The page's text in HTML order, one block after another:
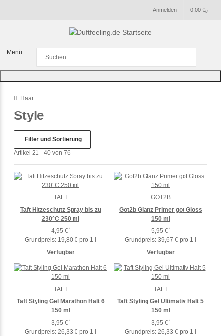
Anmelden 0
0,00 €
Menü
Haar
Style
Filter und Sortierung
Artikel 21 - 40 von 76
Taft Hitzeschutz Spray bis zu
230°C 250 ml
4,95 €*
Grundpreis: 19,80 € pro 1 l
Verfügbar
TAFT
Got2b Glanz Primer got Gloss
150 ml
5,95 €*
Grundpreis: 39,67 € pro 1 l
Verfügbar
GOT2B
Taft Styling Gel Marathon Halt 6
150 ml
3,95 €*
Grundpreis: 26,33 € pro 1 l
TAFT
Taft Styling Gel Ultimativ Halt 5
150 ml
3,95 €*
Grundpreis: 26,33 € pro 1 l
TAFT